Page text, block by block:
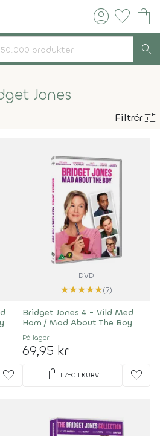
account_circle favorite shopping_bag
search
Jones
Filtrértune
favorite
DVD
★★★★★(7)
Bridget Jones 4 - Vild Med
Ham / Mad About The Boy
På lager
69,95 kr
shopping_bag LÆG I KURV favorite